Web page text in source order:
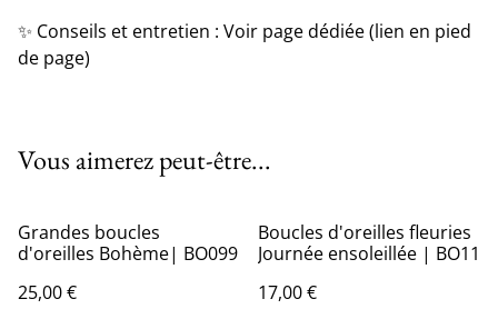
✨ Conseils et entretien : Voir page dédiée (lien en pied
de page)
Vous aimerez peut-être...
Grandes boucles
d'oreilles Bohème| BO099
25,00 €
Boucles d'oreilles fleuries
Journée ensoleillée | BO11
17,00 €